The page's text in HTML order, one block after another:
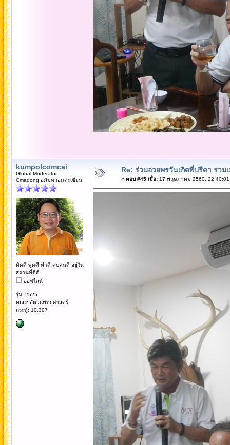
kumpolcomcai
Global Moderator
Cmadong อภิมหาอมตะเซียน
คิดดี พูดดี ทำดี คบคนดี อยู่ใน
สถานที่ดีดี
ออฟไลน์
รุ่น: 2525
คณะ: สัตวแพทยศาสตร์
กระทู้: 10,307
Re: ร่วมอวยพรวันเกิดพี่ปรีดา รวม
« ตอบ #45 เมื่อ:17 พฤษภาคม 2560, 22:40:01